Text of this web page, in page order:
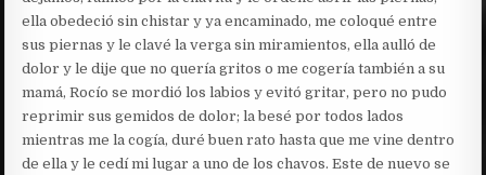
ella obedeció sin chistar y ya encaminado, me coloqué entre
sus piernas y le clavé la verga sin miramientos, ella aulló de
dolor y le dije que no quería gritos o me cogería también a su
mamá, Rocío se mordió los labios y evitó gritar, pero no pudo
reprimir sus gemidos de dolor; la besé por todos lados
mientras me la cogía, duré buen rato hasta que me vine dentro
de ella y le cedí mi lugar a uno de los chavos. Este de nuevo se